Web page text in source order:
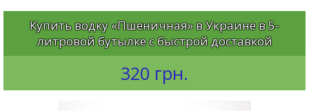
Купить водку «Пшеничная» в Украине в 5-
литровой бутылке с быстрой доставкой
320 грн.